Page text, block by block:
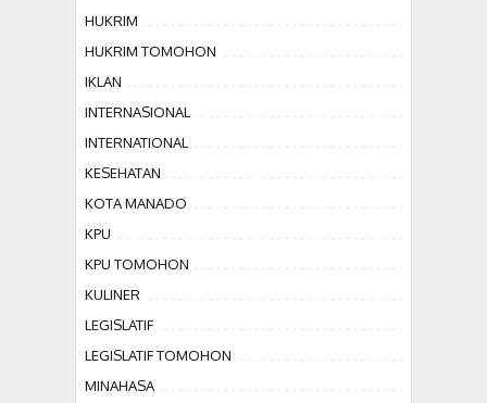
HUKRIM
HUKRIM TOMOHON
IKLAN
INTERNASIONAL
INTERNATIONAL
KESEHATAN
KOTA MANADO
KPU
KPU TOMOHON
KULINER
LEGISLATIF
LEGISLATIF TOMOHON
MINAHASA